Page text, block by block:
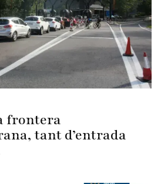
frontera
tant d’entrada